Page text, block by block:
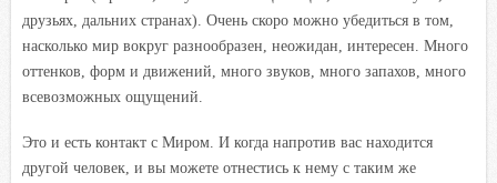
друзьях, дальних странах). Очень скоро можно убедиться в том,
насколько мир вокруг разнообразен, неожидан, интересен. Много
оттенков, форм и движений, много звуков, много запахов, много
всевозможных ощущений.
Это и есть контакт с Миром. И когда напротив вас находится
другой человек, и вы можете отнестись к нему с таким же